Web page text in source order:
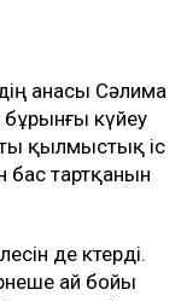
анасы Сәлима
күйеу
қылмыстық іс
бас тартқанын
де көтерді.
ай бойы